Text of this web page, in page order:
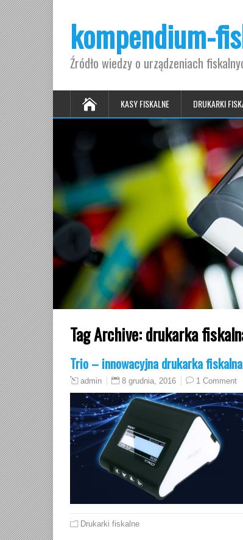
kompendium-
Źródło wiedzy o urządzeniach
KASY FISKALNE DRUKARKI
Tag Archive:drukarka
Trio – innowacyjna drukarka
admin 8 grudnia, 2016 1 Comment
Drukarki fiskalne